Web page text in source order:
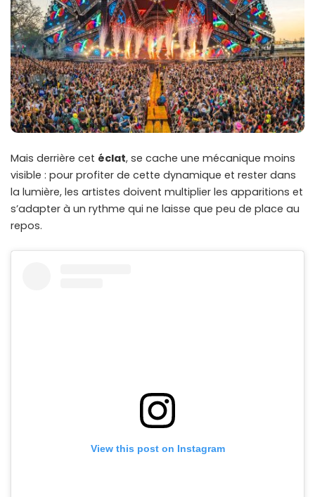
Mais derrière cet éclat, se cache une mécanique moins
visible : pour profiter de cette dynamique et rester dans
la lumière, les artistes doivent multiplier les apparitions et
s’adapter à un rythme qui ne laisse que peu de place au
repos.
View this post on Instagram